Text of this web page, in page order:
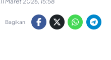
Bagikan: